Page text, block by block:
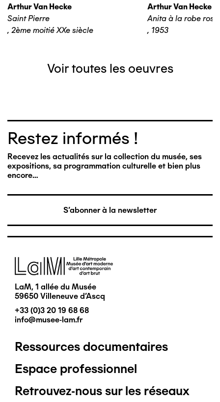
Arthur Van Hecke
Saint Pierre
, 2ème moitié XXe siècle
Arthur Van Hecke
Anita à la robe rose
, 1953
Voir toutes les oeuvres
Restez informés !
Recevez les actualités sur la collection du musée, ses
expositions, sa programmation culturelle et bien plus
encore…
S'abonner à la newsletter
Image
LaM, 1 allée du Musée
59650 Villeneuve d'Ascq
+33 (0)3 20 19 68 68
info@musee-lam.fr
Pied
de
Ressources documentaires
Espace professionnel
Retrouvez-nous sur les réseaux